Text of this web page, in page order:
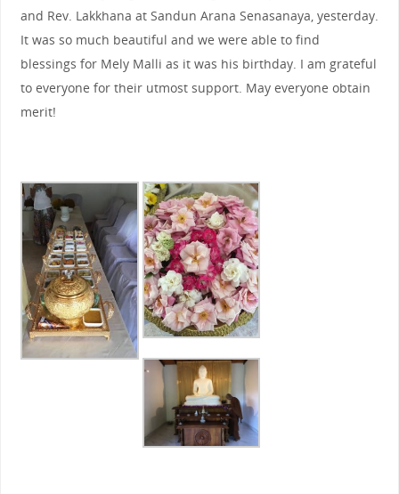
and Rev. Lakkhana at Sandun Arana Senasanaya, yesterday.
It was so much beautiful and we were able to find
blessings for Mely Malli as it was his birthday. I am grateful
to everyone for their utmost support. May everyone obtain
merit!